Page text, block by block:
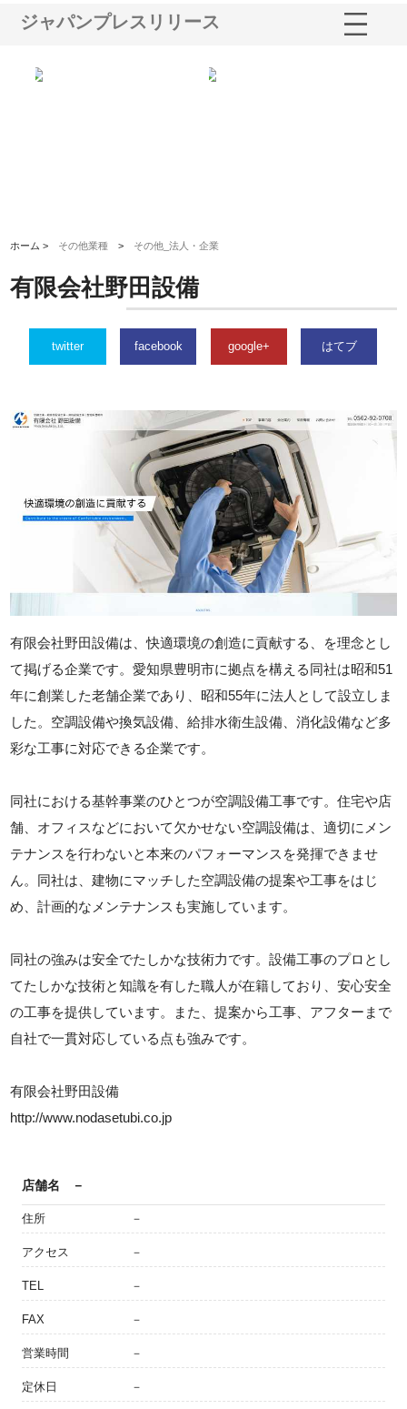
ジャパンプレスリリース
ホーム > その他業種 > その他_法人・企業
有限会社野田設備
twitter facebook google+ はてブ
有限会社野田設備は、快適環境の創造に貢献する、を理念とし
て掲げる企業です。愛知県豊明市に拠点を構える同社は昭和51
年に創業した老舗企業であり、昭和55年に法人として設立しま
した。空調設備や換気設備、給排水衛生設備、消化設備など多
彩な工事に対応できる企業です。
同社における基幹事業のひとつが空調設備工事です。住宅や店
舗、オフィスなどにおいて欠かせない空調設備は、適切にメン
テナンスを行わないと本来のパフォーマンスを発揮できませ
ん。同社は、建物にマッチした空調設備の提案や工事をはじ
め、計画的なメンテナンスも実施しています。
同社の強みは安全でたしかな技術力です。設備工事のプロとし
てたしかな技術と知識を有した職人が在籍しており、安心安全
の工事を提供しています。また、提案から工事、アフターまで
自社で一貫対応している点も強みです。
有限会社野田設備
http://www.nodasetubi.co.jp
店舗名 －
住所 －
アクセス －
TEL －
FAX －
営業時間 －
定休日 －